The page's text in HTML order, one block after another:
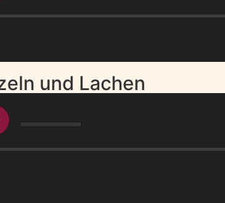
und Lachen